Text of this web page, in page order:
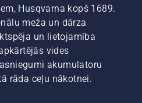
šo īso
video
par to,
kā
uzasināt
un
uzturēt
zāles
Husqvarna kopš 1689.
meža un dārza
un lietojamība
vides
akumulatoru
rāda ceļu nākotnei.